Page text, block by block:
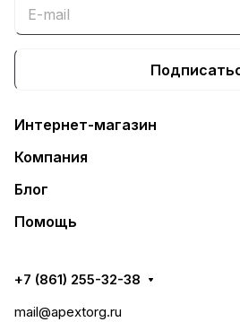
Интернет-магазин
Компания
Блог
Помощь
+7 (861) 255-32-38
mail@apextorg.ru